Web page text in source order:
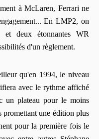
à McLaren, Ferrari ne
En LMP2, on
deux étonnantes WR
d'un règlement.
qu'en 1994, le niveau
avec le rythme affiché
un plateau pour le moins
promettant une édition plus
pour la première fois le